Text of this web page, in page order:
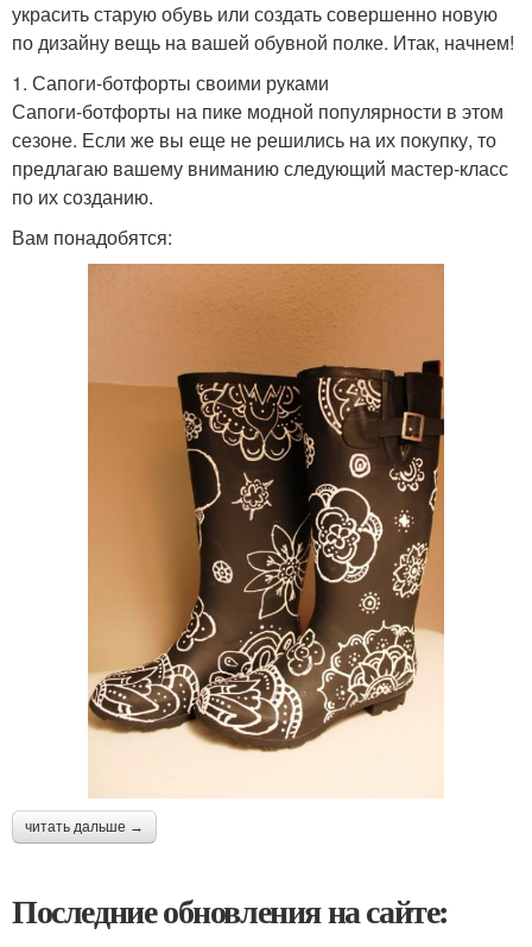
украсить старую обувь или создать совершенно новую
по дизайну вещь на вашей обувной полке. Итак, начнем!
1. Сапоги-ботфорты своими руками
Сапоги-ботфорты на пике модной популярности в этом
сезоне. Если же вы еще не решились на их покупку, то
предлагаю вашему вниманию следующий мастер-класс
по их созданию.
Вам понадобятся:
читать дальше →
Последние обновления на сайте: